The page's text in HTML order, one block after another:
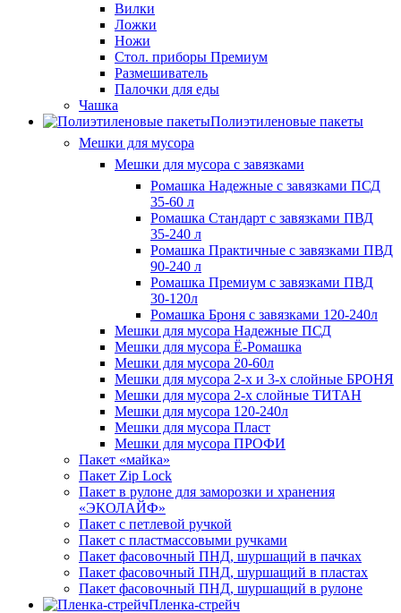
Вилки
Ложки
Ножи
Стол. приборы Премиум
Размешиватель
Палочки для еды
Чашка
Полиэтиленовые пакеты
Мешки для мусора
Мешки для мусора с завязками
Ромашка Надежные с завязками ПСД
35-60 л
Ромашка Стандарт с завязками ПВД
35-240 л
Ромашка Практичные с завязками ПВД
90-240 л
Ромашка Премиум с завязками ПВД
30-120л
Ромашка Броня с завязками 120-240л
Мешки для мусора Надежные ПСД
Мешки для мусора Ё-Ромашка
Мешки для мусора 20-60л
Мешки для мусора 2-х и 3-х слойные БРОНЯ
Мешки для мусора 2-х слойные ТИТАН
Мешки для мусора 120-240л
Мешки для мусора Пласт
Мешки для мусора ПРОФИ
Пакет «майка»
Пакет Zip Lock
Пакет в рулоне для заморозки и хранения
«ЭКОЛАЙФ»
Пакет с петлевой ручкой
Пакет с пластмассовыми ручками
Пакет фасовочный ПНД, шуршащий в пачках
Пакет фасовочный ПНД, шуршащий в пластах
Пакет фасовочный ПНД, шуршащий в рулоне
Пленка-стрейч